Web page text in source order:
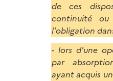
de ces
continuité ou
l'obligation
- lors d'une
par
ayant acquis